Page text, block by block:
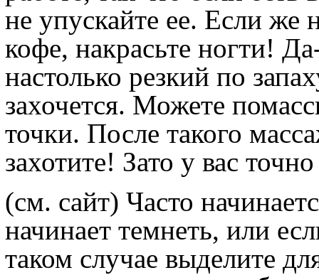
не упускайте ее. Если же
кофе, накрасьте ногти!
настолько резкий по
захочется. Можете
точки. После такого
захотите! Зато у вас
(см. сайт) Часто
начинает темнеть, или
таком случае выделите